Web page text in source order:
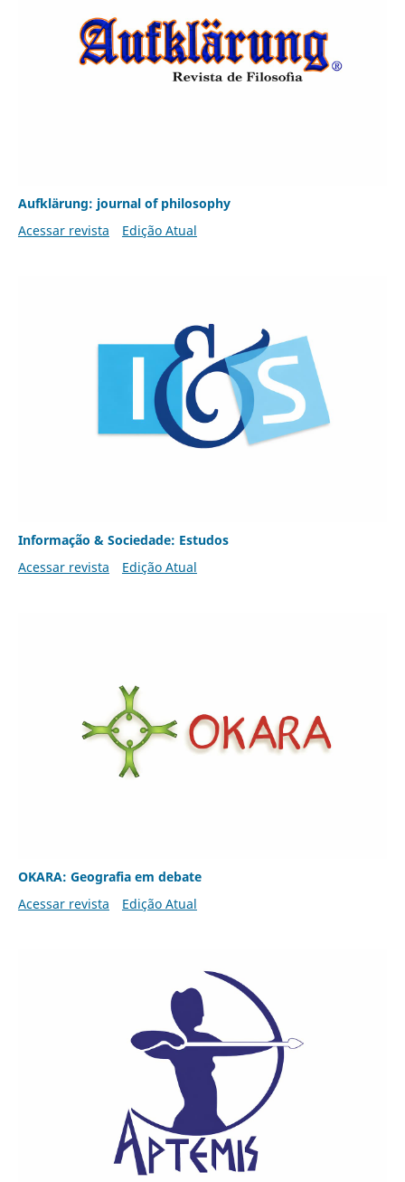
Aufklärung: journal of philosophy
Acessar revista
Edição Atual
Informação & Sociedade: Estudos
Acessar revista
Edição Atual
OKARA: Geografia em debate
Acessar revista
Edição Atual